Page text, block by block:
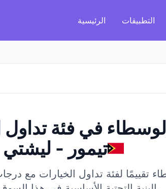
الرئيسية التطبيقات
في فئة تداول
تيمور - ليشتي
لفئة تداول الخيارات مع درجات